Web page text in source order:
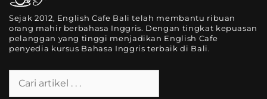
Sejak 2012, English Cafe Bali telah membantu ribuan
orang mahir berbahasa Inggris. Dengan tingkat kepuasan
pelanggan yang tinggi menjadikan English Cafe
penyedia kursus Bahasa Inggris terbaik di Bali.